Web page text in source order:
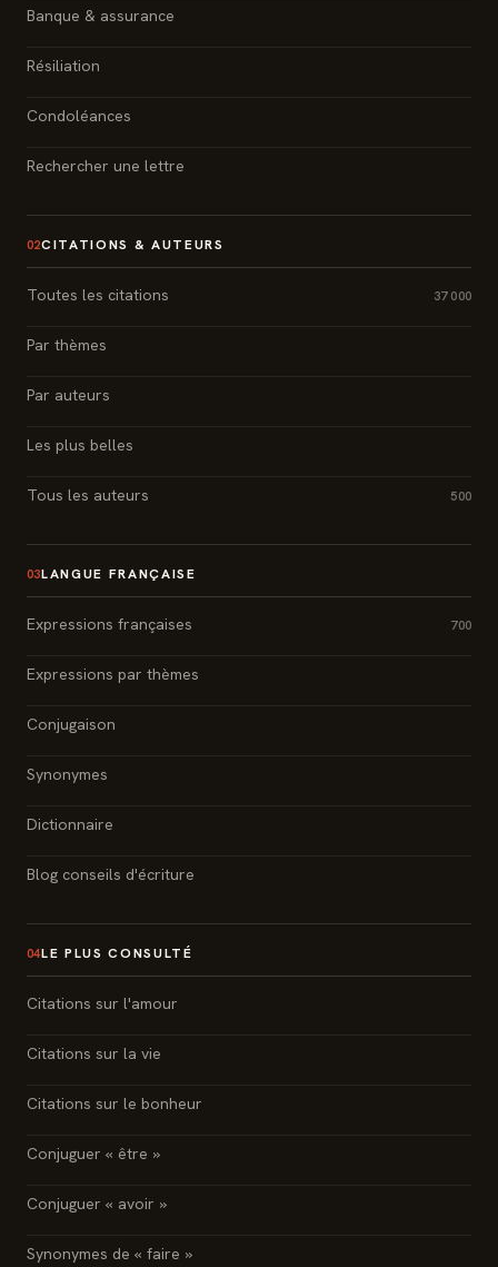
Banque & assurance
Résiliation
Condoléances
Rechercher une lettre
02CITATIONS & AUTEURS
Toutes les citations 37 000
Par thèmes
Par auteurs
Les plus belles
Tous les auteurs 500
03LANGUE FRANÇAISE
Expressions françaises 700
Expressions par thèmes
Conjugaison
Synonymes
Dictionnaire
Blog conseils d'écriture
04LE PLUS CONSULTÉ
Citations sur l'amour
Citations sur la vie
Citations sur le bonheur
Conjuguer « être »
Conjuguer « avoir »
Synonymes de « faire »